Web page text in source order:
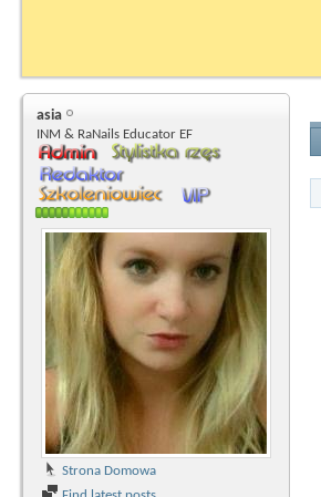
asia
INM & RaNails Educator EF
Strona Domowa